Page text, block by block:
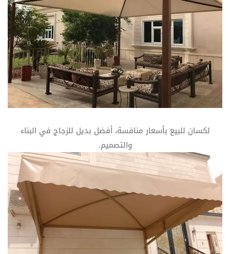
لكسان للبيع بأسعار منافسة، أفضل بديل للزجاج في البناء
والتصميم.